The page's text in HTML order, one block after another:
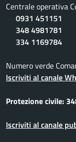
Centrale operativa
0931 451151
348 4981781
334 1169784
Numero verde
Iscriviti al canale
Protezione civile:
Iscriviti al canale